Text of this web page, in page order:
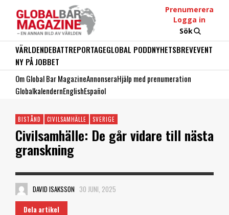
Prenumerera
Logga in
Sök
VÄRLDENDEBATTREPORTAGEGLOBAL PODDNYHETSBREVEVENT
NY PÅ JOBBET
Om Global Bar MagazineAnnonseraHjälp med prenumeration
GlobalkalendernEnglishEspañol
BISTÅND CIVILSAMHÄLLE SVERIGE
Civilsamhälle: De går vidare till nästa
granskning
DAVID ISAKSSON 30 JUNI, 2025
Dela artikel